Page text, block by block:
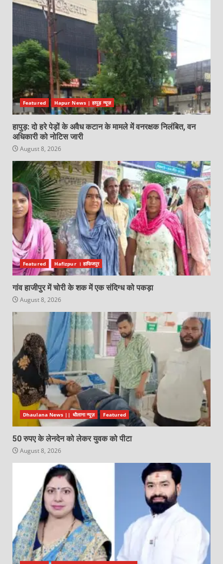
Featured Hapur News | हापुड़ न्यूज़
हापुड़: दो हरे पेड़ों के अवैध कटान के मामले में वनरक्षक निलंबित, वन
अधिकारी को नोटिस जारी
August 8, 2026
Featured Hafizpur । हाफिजपुर
गांव हाजीपुर में चोरी के शक में एक संदिग्ध को पकड़ा
August 8, 2026
Dhaulana News || धौलाना न्यूज़ Featured
50 रुपए के लेनदेन को लेकर युवक को पीटा
August 8, 2026